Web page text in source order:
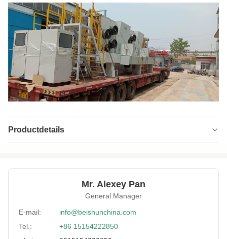
Productdetails
Automatic Grade: Automatisch
Elektrisch
Rubber Sheet
Thickness:
3-16 mm
Mr. Alexey Pan
General Manager
E-mail:
info@beishunchina.com
Tel.:
+86 15154222850